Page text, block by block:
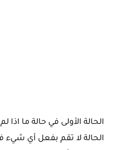
الحالة الأولى في حالة ما
الحالة لا تقم بفعل أي شيء